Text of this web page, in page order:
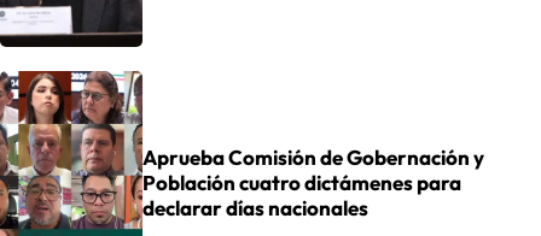
Aprueba Comisión de Gobernación y
Población cuatro dictámenes para
declarar días nacionales